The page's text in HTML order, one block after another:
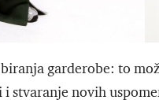
garderobe: to
stvaranje novih